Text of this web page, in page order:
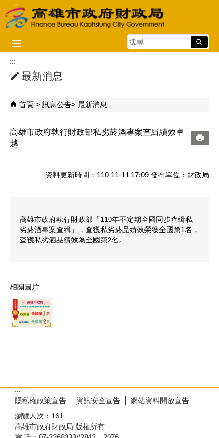
跳到主要內容區塊
搜
尋
:::
最新消息
首頁 訊息公告 最新消息
高雄市政府執行財政部私劣菸酒專案查緝績效卓
越
資料更新時間：110-11-11 17:09 發布單位：財政局
高雄市政府執行財政部「110年不定期全國同步查緝私
劣菸酒專案查緝」，查獲私劣菸品績效榮獲全國第1名，
查獲私劣酒品績效為全國第2名。
相關圖片
:::
隱私權政策宣告
資訊安全宣告
網站資料開放宣告
瀏覽人次： 161
高雄市政府財政局 版權所有